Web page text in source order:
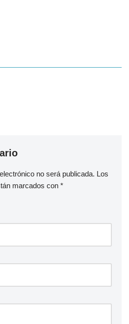
no será publicada. Los
marcados con *